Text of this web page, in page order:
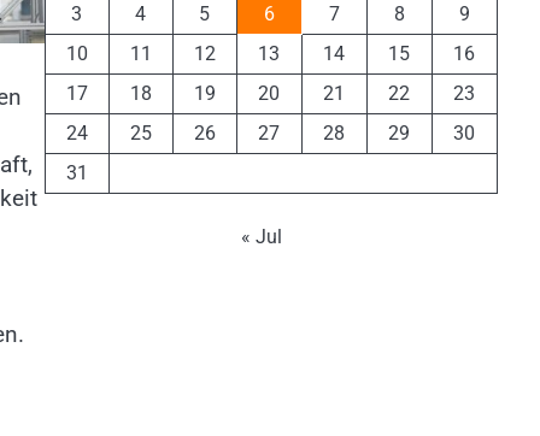
3
4 5 6 7 8
9
10
11 12 13 14 15
16
17
18 19 20 21 22
23
24
25 26 27 28 29
30
31
« Jul